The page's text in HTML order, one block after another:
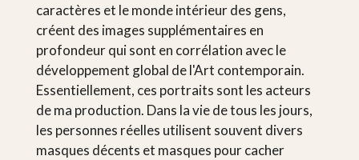
caractères et le monde intérieur des gens,
créent des images supplémentaires en
profondeur qui sont en corrélation avec le
développement global de l'Art contemporain.
Essentiellement, ces portraits sont les acteurs
de ma production. Dans la vie de tous les jours,
les personnes réelles utilisent souvent divers
masques décents et masques pour cacher